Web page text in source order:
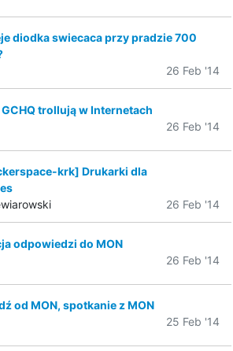
diodka swiecaca przy pradzie 700
26 Feb '14
GCHQ trollują w Internetach
26 Feb '14
krk] Drukarki dla
26 Feb '14
odpowiedzi do MON
26 Feb '14
od MON, spotkanie z MON
25 Feb '14